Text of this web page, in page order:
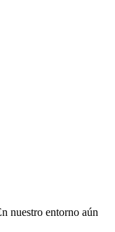
nuestro entorno aún